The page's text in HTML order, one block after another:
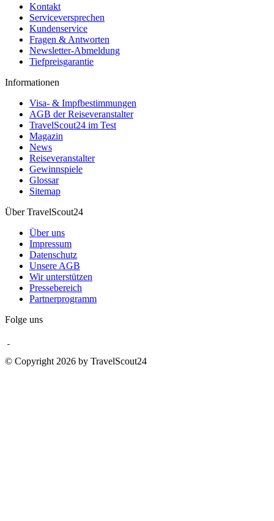
Kontakt
Serviceversprechen
Kundenservice
Fragen & Antworten
Newsletter-Abmeldung
Tiefpreisgarantie
Informationen
Visa- & Impfbestimmungen
AGB der Reiseveranstalter
TravelScout24 im Test
Magazin
News
Reiseveranstalter
Gewinnspiele
Glossar
Sitemap
Über TravelScout24
Über uns
Impressum
Datenschutz
Unsere AGB
Wir unterstützen
Pressebereich
Partnerprogramm
Folge uns
© Copyright 2026 by TravelScout24